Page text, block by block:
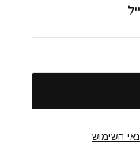
השימוש